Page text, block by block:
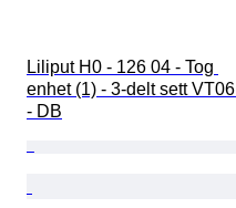
Liliput H0 - 126 04 - Tog
enhet (1) - 3-delt sett VT06
- DB